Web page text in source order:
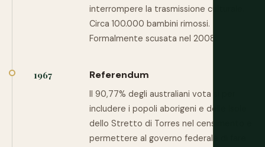
interrompere la trasmissione culturale.
Circa 100.000 bambini rimossi.
Formalmente scusata nel 2008.
1967 Referendum
Il 90,77% degli australiani vota sì per
includere i popoli aborigeni e delle Isole
dello Stretto di Torres nel censimento e
permettere al governo federale di fare